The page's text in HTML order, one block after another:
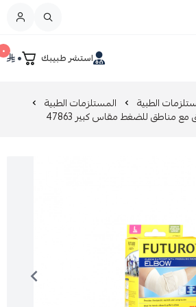
استشر طبيبك ٠ ٠
الطبية المستلزمات الطبية
مناطق للضغط مقاس كبير 47863